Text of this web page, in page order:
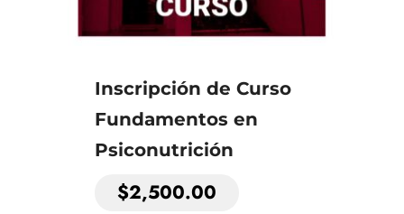
Inscripción de Curso
Fundamentos en
Psiconutrición
$2,500.00